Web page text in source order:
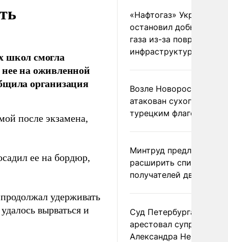
школ смогла
на оживленной
организация
после экзамена,
ее на бордюр,
удерживать
вырваться и
«Нафтогаз» Украины
остановил добычу
газа из-за повреждения
инфраструктуры
Возле Новороссийска
атакован сухогруз под
турецким флагом
Минтруд предложил
расширить список
получателей двух
Суд Петербурга заочно
арестовал супругу
Александра Невзорова